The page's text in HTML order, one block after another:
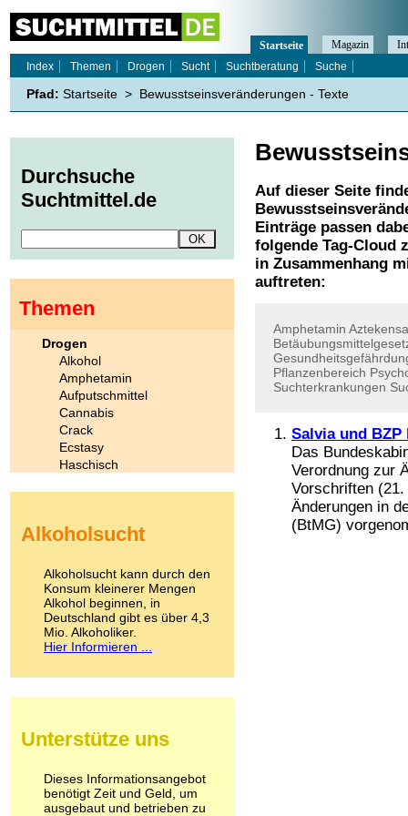
Auf dieser Seite
Einträge passen
folgende Tag-Cloud
in Zusammenhang
auftreten:
Amphetamin
Pflanzenbereich
Suchterkrankungen
Salvia und BZP
Das
Verordnung zur
Vorschriften
Änderungen in
(BtMG)
Startseite Magazin
Index
Themen Drogen Sucht Suchtberatung Suche
Pfad: Startseite > Bewusstseinsveränderungen - Texte
Durchsuche
Suchtmittel.de
Themen
Drogen
Alkohol
Amphetamin
Aufputschmittel
Cannabis
Crack
Ecstasy
Haschisch
Kokain
LSD
Marihuana
Medikamente
Meskalin
Metamphetamin
Methadon
Pilze
Psychopharmaka
Schlafmittel
Schmerzmittel
Alkoholsucht
Alkoholsucht kann durch den
Konsum kleinerer Mengen
Alkohol beginnen, in
Deutschland gibt es über 4,3
Mio. Alkoholiker.
Hier Informieren ...
Unterstütze uns
Dieses Informationsangebot
benötigt Zeit und Geld, um
ausgebaut und betrieben zu